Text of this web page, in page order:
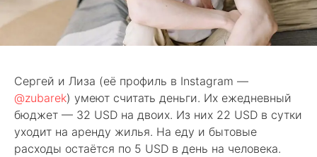
Сергей и Лиза (её профиль в Instagram —
@zubarek) умеют считать деньги. Их ежедневный
бюджет — 32 USD на двоих. Из них 22 USD в сутки
уходит на аренду жилья. На еду и бытовые
расходы остаётся по 5 USD в день на человека.